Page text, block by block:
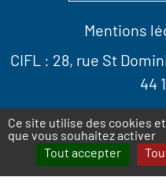
Ce site utilise des cookies
que vous souhaitez activer
Tout accepter
Mentions
CIFL : 28, rue St
44